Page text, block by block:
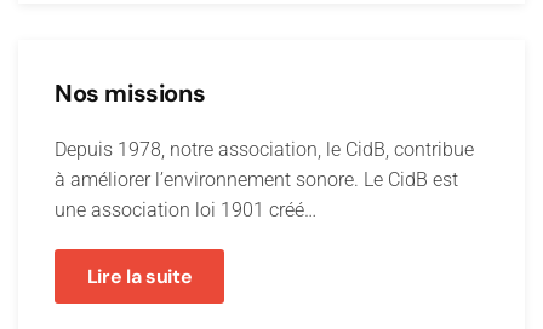
Nos missions
Depuis 1978, notre association, le CidB, contribue
à améliorer l’environnement sonore. Le CidB est
une association loi 1901 créé…
Lire la suite